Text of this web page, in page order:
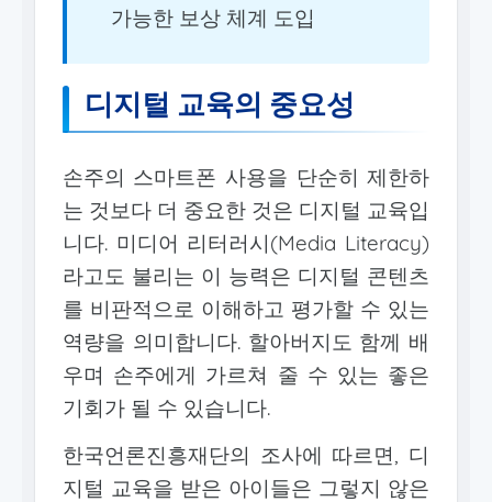
가능한 보상 체계 도입
디지털 교육의 중요성
손주의 스마트폰 사용을 단순히 제한하
는 것보다 더 중요한 것은 디지털 교육입
니다. 미디어 리터러시(Media Literacy)
라고도 불리는 이 능력은 디지털 콘텐츠
를 비판적으로 이해하고 평가할 수 있는
역량을 의미합니다. 할아버지도 함께 배
우며 손주에게 가르쳐 줄 수 있는 좋은
기회가 될 수 있습니다.
한국언론진흥재단의 조사에 따르면, 디
지털 교육을 받은 아이들은 그렇지 않은